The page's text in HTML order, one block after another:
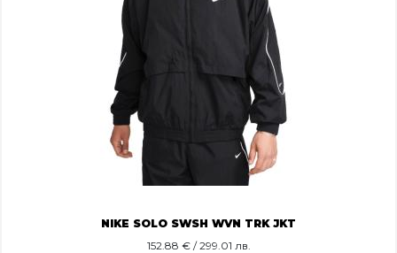
NIKE SOLO SWSH WVN TRK JKT
152.88 € / 299.01 лв.